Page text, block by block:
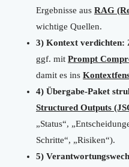
Ergebnisse aus RAG
wichtige Quellen.
3) Kontext verdichten:
ggf. mit Prompt
damit es ins
4) Übergabe-Paket
Structured Outputs
„Status“,
Schritte“, „Risiken“).
5)